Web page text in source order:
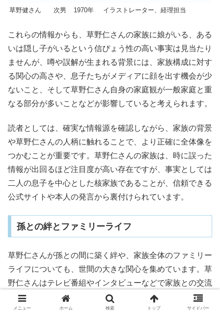
草野健さん
次男 1970年 イラストレーター、経理担当
これらの情報からも、草野仁さんの家族に娘がいる、ある
いは隠し子がいるという信ぴょう性の高い事実は見当たり
ませんが、噂や誤解が生まれる背景には、家族構成に対す
る関心の高さや、息子たちがメディアに顔を出す機会が少
ないこと、そして草野仁さん自身の家庭観が一般家庭と重
なる部分が多いことなどが影響していると考えられます。
読者としては、確実な情報源を確認しながら、家族の背景
や草野仁さんの人柄に触れることで、より正確に全体像を
つかむことが重要です。草野仁さんの家族は、時に誤った
情報が出回るほど注目度が高い存在ですが、事実としては
二人の息子を中心とした核家族であることが、信頼できる
公式サイトや本人の発言から裏付けられています。
孫との絆とファミリーライフ
草野仁さんが孫との間に築く絆や、家族全体のファミリー
ライフについても、世間の大きな関心を集めています。草
野仁さんはテレビ番組やインタビューなどで家族との交流
エピソードを語ることが多く、孫との時間を心から楽しむ
姿勢が印象的です。その内容を具体的に掘り下げ、家族全
メニュー ホーム 検索 トップ サイドバー